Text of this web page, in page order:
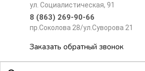
ул. Социалистическая, 91
8 (863) 269-90-66
пр.Соколова 28/ул.Суворова 21
Заказать обратный звонок